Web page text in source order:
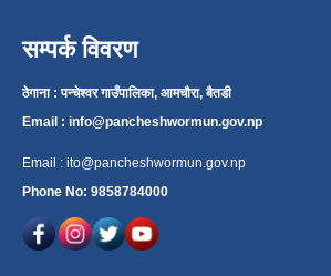
सम्पर्क विवरण
ठेगाना : पन्चेश्वर गाउँपालिका, आमचौरा, बैतडी
Email : info@pancheshwormun.gov.np
Email : ito@pancheshwormun.gov.np
Phone No: 9858784000